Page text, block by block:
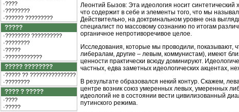
·????
·????????
·?????? ?????????
?????
·???????? ??????????
·????????
·?????
·????????????
????? ????????
·????? ?? ???????????????
·????????
???? ? ?????
·????
·?????
Леонтий Бызов: Эта идеология носит синтетический
что содержит в себе и элементы того, что мы
Действительно, на доктринальном уровне она
специалист по массовому сознанию по итогам
органичное непротиворечивое целое.
Исследования, которые мы проводили, показывают,
либералам, другие – левым, коммунистам), имеют
ценности практически всюду доминируют.
частных, едва заметных идеологических акцентах,
В результате образовался некий контур. Скажем,
центре возник союз умеренных левых, умеренных
идеологий не в состоянии вести цивилизованный
путинского режима.